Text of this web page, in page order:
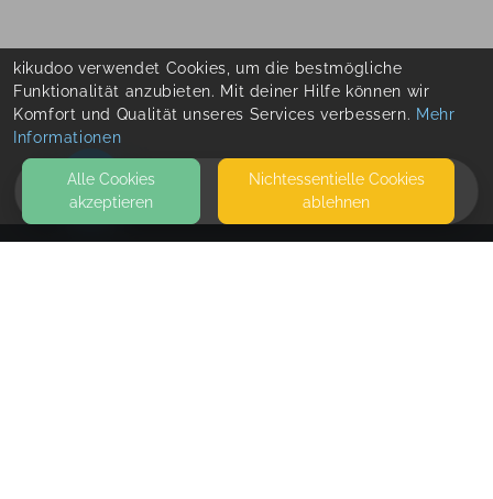
HOME
kikudoo verwendet Cookies, um die bestmögliche
Funktionalität anzubieten. Mit deiner Hilfe können wir
Komfort und Qualität unseres Services verbessern. Mehr
Informationen
Alle Cookies
akzeptieren
Nicht­essentielle Cookies
ablehnen